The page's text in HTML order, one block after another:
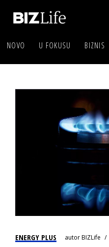
NOVO U FOKUSU BIZNIS
ENERGY PLUS autorBIZLife